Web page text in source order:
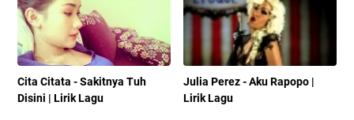
Cita Citata - Sakitnya Tuh
Disini | Lirik Lagu
Julia Perez - Aku Rapopo |
Lirik Lagu